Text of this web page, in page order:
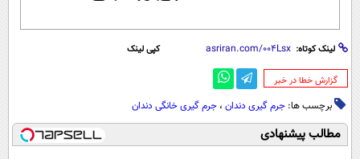
لینک کوتاه: کپی لینک
‌گزارش خطا در خبر
برچسب ها: جرم گیری دندان ، جرم گیری خانگی دندان
مطالب پیشنهادی